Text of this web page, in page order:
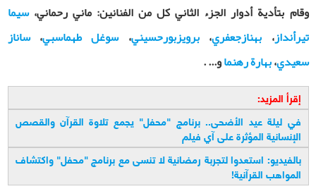
وقام بتأدية أدوار الجزء الثاني كل من الفنانين: ماني رحماني،سيما
تيرأنداز، بهنازجعفري،برويزبورحسيني،سوغل طهماسبي،ساناز
سعيدي،بهارة رهنماو... .
إقرأ المزيد:
في ليلة عيد الأضحى.. برنامج "محفل" يجمع تلاوة القرآن والقصص
الإنسانية المؤثرة على آي فيلم
بالفيديو: استعدوا لتجربة رمضانية لا تنسى مع برنامج "محفل" واكتشاف
المواهب القرآنية!